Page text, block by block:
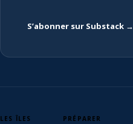
S’abonner sur Substack →
LES ÎLES PRÉPARER